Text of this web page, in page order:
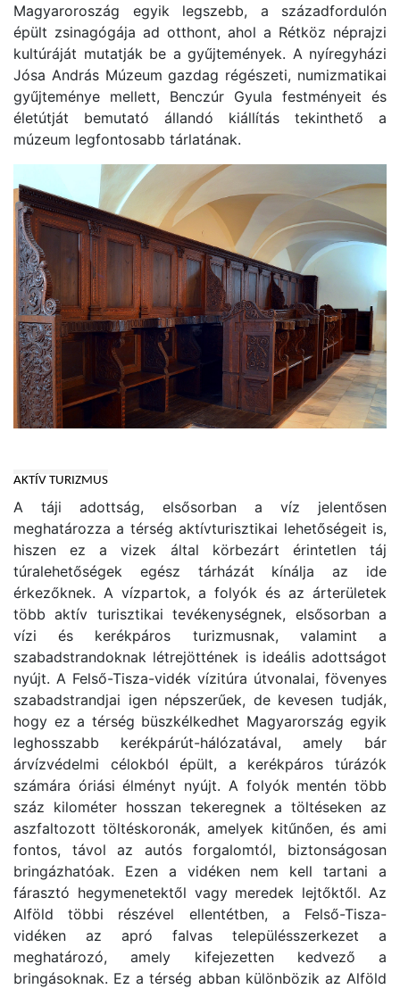
Magyaroroszág egyik legszebb, a századfordulón
épült zsinagógája ad otthont, ahol a Rétköz néprajzi
kultúráját mutatják be a gyűjtemények. A nyíregyházi
Jósa András Múzeum gazdag régészeti, numizmatikai
gyűjteménye mellett, Benczúr Gyula festményeit és
életútját bemutató állandó kiállítás tekinthető a
múzeum legfontosabb tárlatának.
AKTÍV TURIZMUS
A táji adottság, elsősorban a víz jelentősen
meghatározza a térség aktívturisztikai lehetőségeit is,
hiszen ez a vizek által körbezárt érintetlen táj
túralehetőségek egész tárházát kínálja az ide
érkezőknek. A vízpartok, a folyók és az árterületek
több aktív turisztikai tevékenységnek, elsősorban a
vízi és kerékpáros turizmusnak, valamint a
szabadstrandoknak létrejöttének is ideális adottságot
nyújt. A Felső-Tisza-vidék vízitúra útvonalai, fövenyes
szabadstrandjai igen népszerűek, de kevesen tudják,
hogy ez a térség büszkélkedhet Magyarország egyik
leghosszabb kerékpárút-hálózatával, amely bár
árvízvédelmi célokból épült, a kerékpáros túrázók
számára óriási élményt nyújt. A folyók mentén több
száz kilométer hosszan tekeregnek a töltéseken az
aszfaltozott töltéskoronák, amelyek kitűnően, és ami
fontos, távol az autós forgalomtól, biztonságosan
bringázhatóak. Ezen a vidéken nem kell tartani a
fárasztó hegymenetektől vagy meredek lejtőktől. Az
Alföld többi részével ellentétben, a Felső-Tisza-
vidéken az apró falvas településszerkezet a
meghatározó, amely kifejezetten kedvező a
bringásoknak. Ez a térség abban különbözik az Alföld